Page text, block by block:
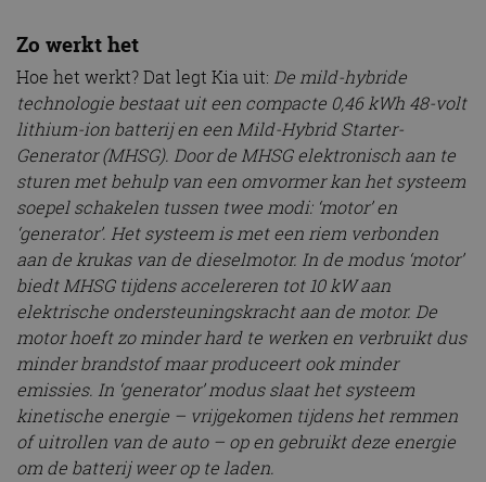
Zo werkt het
Hoe het werkt? Dat legt Kia uit: De mild-hybride
technologie bestaat uit een compacte 0,46 kWh 48-volt
lithium-ion batterij en een Mild-Hybrid Starter-
Generator (MHSG). Door de MHSG elektronisch aan te
sturen met behulp van een omvormer kan het systeem
soepel schakelen tussen twee modi: ‘motor’ en
‘generator’. Het systeem is met een riem verbonden
aan de krukas van de dieselmotor. In de modus ‘motor’
biedt MHSG tijdens accelereren tot 10 kW aan
elektrische ondersteuningskracht aan de motor. De
motor hoeft zo minder hard te werken en verbruikt dus
minder brandstof maar produceert ook minder
emissies. In ‘generator’ modus slaat het systeem
kinetische energie – vrijgekomen tijdens het remmen
of uitrollen van de auto – op en gebruikt deze energie
om de batterij weer op te laden.